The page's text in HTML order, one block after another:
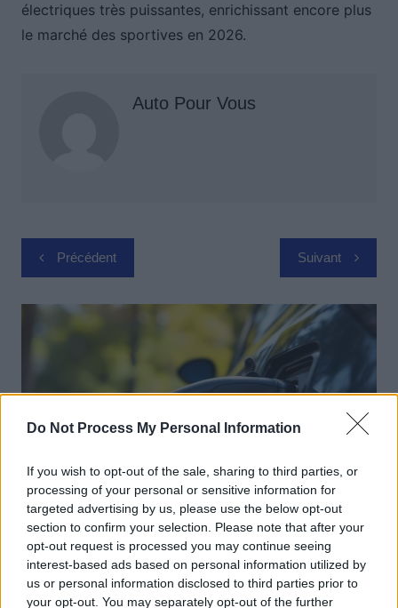
Do Not Process My Personal Information
If you wish to opt-out of the sale, sharing to third parties, or
processing of your personal or sensitive information for
targeted advertising by us, please use the below opt-out
section to confirm your selection. Please note that after your
opt-out request is processed you may continue seeing
interest-based ads based on personal information utilized by
us or personal information disclosed to third parties prior to
your opt-out. You may separately opt-out of the further
électriques très puissantes, enrichissant encore plus
le marché des sportives en 2026.
Auto Pour Vous
Navigation
de
l’article
Précédent Suivant
Achat Automobile
Autonomie électrique : ce que vous
devez vraiment connaître avant